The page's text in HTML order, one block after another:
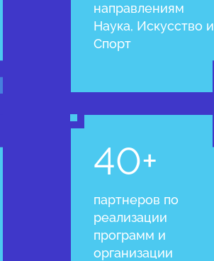
направлениям
Наука, Искусство и
Спорт
40+
партнеров по
реализации
программ и
организации